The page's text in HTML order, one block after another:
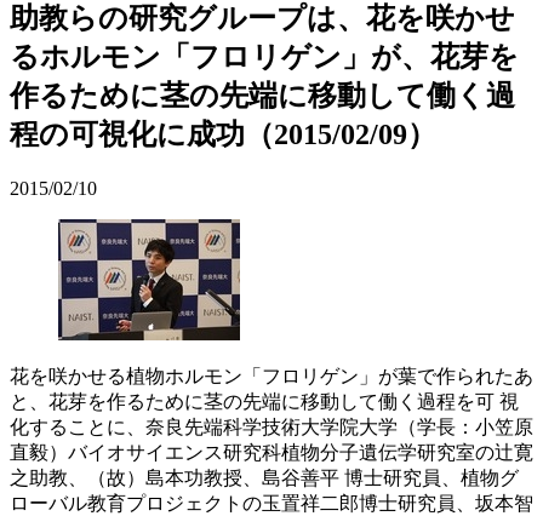
助教らの研究グループは、花を咲かせ
るホルモン「フロリゲン」が、花芽を
作るために茎の先端に移動して働く過
程の可視化に成功（2015/02/09）
2015/02/10
花を咲かせる植物ホルモン「フロリゲン」が葉で作られたあ
と、花芽を作るために茎の先端に移動して働く過程を可 視
化することに、奈良先端科学技術大学院大学（学長：小笠原
直毅）バイオサイエンス研究科植物分子遺伝学研究室の辻寛
之助教、（故）島本功教授、島谷善平 博士研究員、植物グ
ローバル教育プロジェクトの玉置祥二郎博士研究員、坂本智